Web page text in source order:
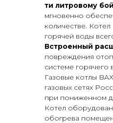
ти литровому
мгновенно
количестве.
горячей воды
Встроенный
повреждения
системе
Газовые котлы
газовых сетях
при пониженном
Котел
обогрева